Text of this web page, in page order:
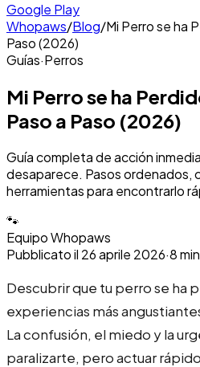
Google Play
Whopaws/Blog/Mi Perro se ha
Paso (2026)
Guías·Perros
Mi Perro se ha
Paso a Paso (2026)
Guía completa de acción
desaparece. Pasos ordenados,
herramientas para encontrarlo
🐾
Equipo Whopaws
Pubblicato il 26 aprile 2026·8
Descubrir que tu perro se ha
experiencias más
La confusión, el miedo y la
paralizarte, pero actuar